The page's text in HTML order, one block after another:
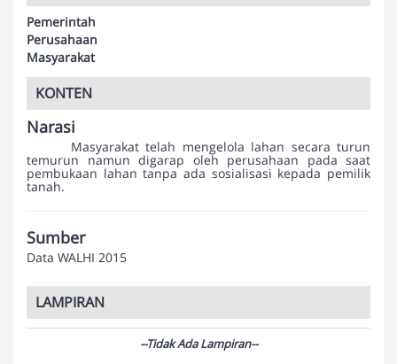
Pemerintah
Perusahaan
Masyarakat
KONTEN
Narasi
Masyarakat telah mengelola lahan secara turun
temurun namun digarap oleh perusahaan pada saat
pembukaan lahan tanpa ada sosialisasi kepada pemilik
tanah.
Sumber
Data WALHI 2015
LAMPIRAN
--Tidak Ada Lampiran--